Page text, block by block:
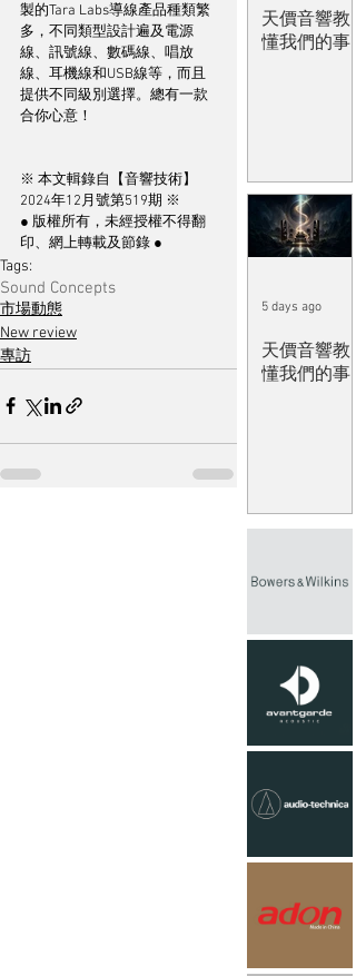
製的Tara Labs導線產品種類繁
多，不同類型設計遍及電源
線、訊號線、數碼線、唱放
線、耳機線和USB線等，而且
提供不同級別選擇。總有一款
合你心意！
※ 本文輯錄自【音響技術】
2024年12月號第519期 ※
● 版權所有，未經授權不得翻
印、網上轉載及節錄 ●
Tags:
Sound Concepts
市場動態
New review
專訪
天價音響教
懂我們的事
天價音響教
懂我們的事
5 days ago